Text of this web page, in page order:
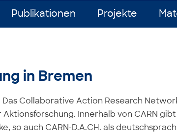
Publikationen Projekte
in Bremen
Das Collaborative Action Research
Innerhalb von CARN
so auch CARN-D.A.CH. als